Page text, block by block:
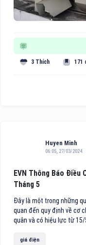
3 Thích 171
Huyen Minh
06:05, 27/03/2024
EVN Thông Báo Điều
Tháng 5
Đây là một trong những
quan đến quy định về cơ
quân và có hiệu lực từ 15/
giá điện